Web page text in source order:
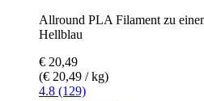
Allround PLA Filament zu
Hellblau
€ 20,49
(€ 20,49 / kg)
4.8 (129)